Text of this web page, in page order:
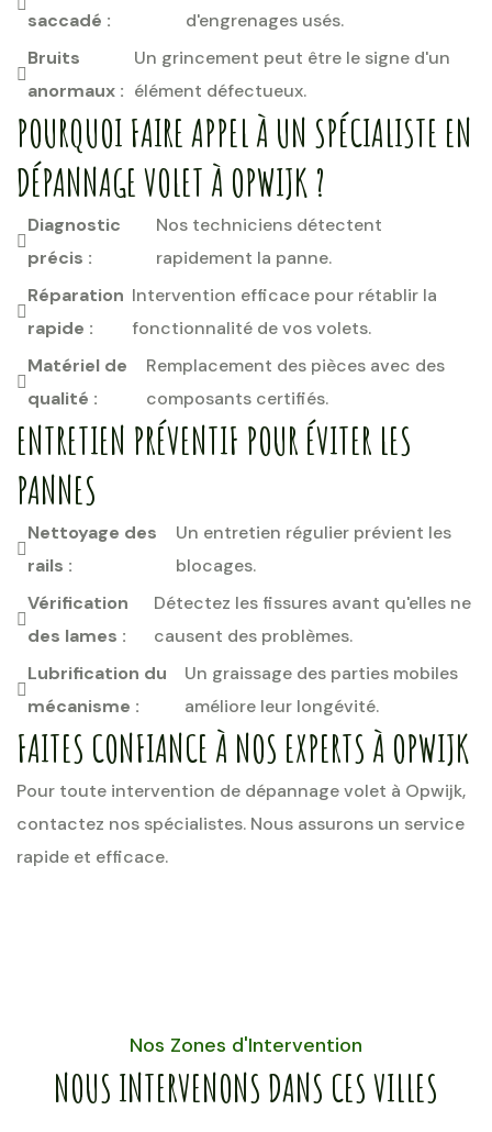
saccadé :
d'engrenages usés.
Bruits
anormaux :
Un grincement peut être le signe d'un
élément défectueux.
POURQUOI FAIRE APPEL À UN SPÉCIALISTE EN
DÉPANNAGE VOLET À OPWIJK ?
Diagnostic
précis :
Nos techniciens détectent
rapidement la panne.
Réparation
rapide :
Intervention efficace pour rétablir la
fonctionnalité de vos volets.
Matériel de
qualité :
Remplacement des pièces avec des
composants certifiés.
ENTRETIEN PRÉVENTIF POUR ÉVITER LES
PANNES
Nettoyage des
rails :
Un entretien régulier prévient les
blocages.
Vérification
des lames :
Détectez les fissures avant qu'elles ne
causent des problèmes.
Lubrification du
mécanisme :
Un graissage des parties mobiles
améliore leur longévité.
FAITES CONFIANCE À NOS EXPERTS À OPWIJK
Pour toute intervention de dépannage volet à Opwijk,
contactez nos spécialistes. Nous assurons un service
rapide et efficace.
Nos Zones d'Intervention
NOUS INTERVENONS DANS CES VILLES